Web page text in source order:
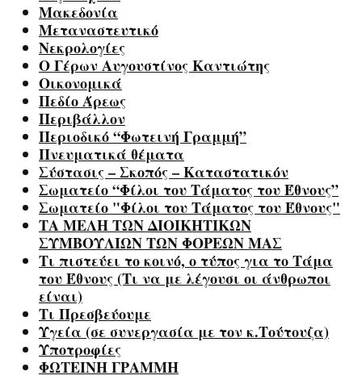
Μακεδονία
Μεταναστευτικό
Νεκρολογίες
Ο Γέρων Αυγουστίνος Καντιώτης
Οικονομικά
Πεδίο Άρεως
Περιβάλλον
Περιοδικό “Φωτεινή Γραμμή”
Πνευματικά θέματα
Σύστασις – Σκοπός – Καταστατικόν
Σωματείο “Φίλοι του Τάματος του Έθνους”
Σωματείο "Φίλοι του Τάματος του Έθνους"
ΤΑ ΜΕΛΗ ΤΩΝ ΔΙΟΙΚΗΤΙΚΩΝ
ΣΥΜΒΟΥΛΙΩΝ ΤΩΝ ΦΟΡΕΩΝ ΜΑΣ
Τι πιστεύει το κοινό, ο τύπος για το Τάμα
του Έθνους (Τι να με λέγουσι οι άνθρωποι
είναι)
Τι Πρεσβεύουμε
Υγεία (σε συνεργασία με τον κ.Τούτουζα)
Υποτροφίες
ΦΩΤΕΙΝΗ ΓΡΑΜΜΗ